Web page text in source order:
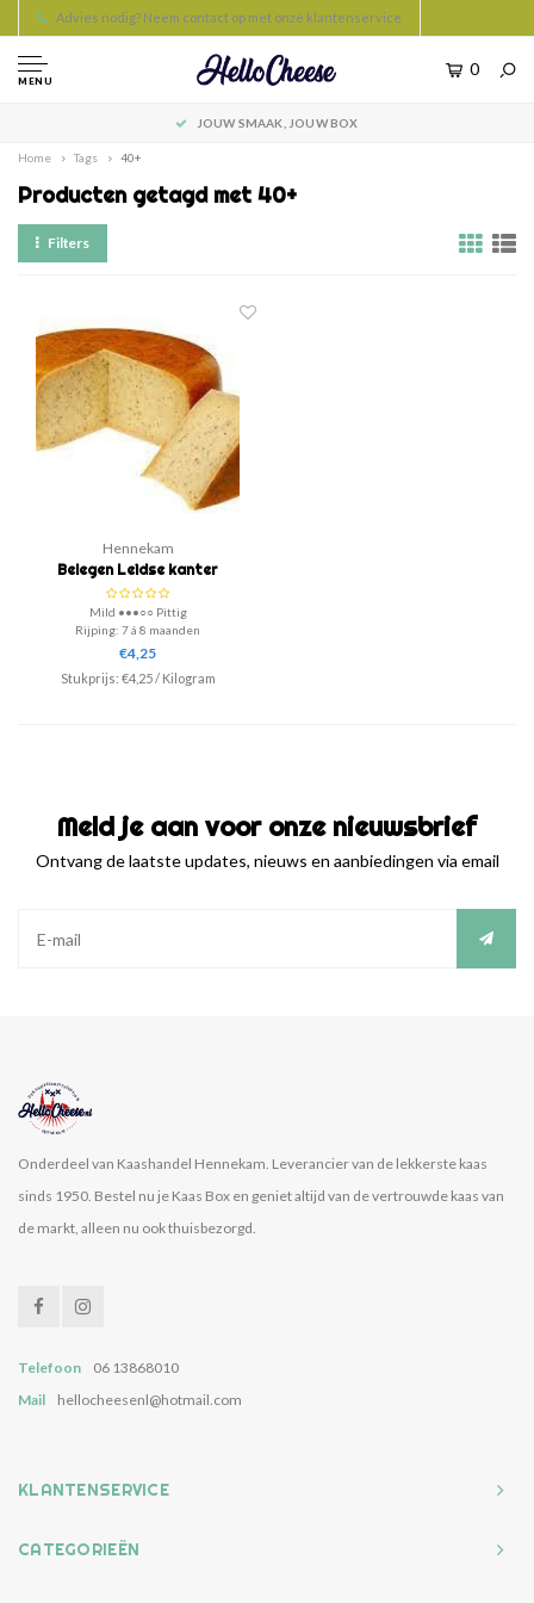
Advies nodig? Neem contact op met onze klantenservice
MENU
0
JOUW SMAAK, JOUW BOX
Home Tags 40+
Producten getagd met 40+
Filters
Hennekam
Belegen Leidse kanter
Mild •••○○ Pittig
Rijping: 7 á 8 maanden
Echte Leidse kaas, bereid volgens het
eeuwen oude recept uit de omgeving van
€4,25
Stukprijs: €4,25/ Kilogram
Meld je aan voor onze nieuwsbrief
Ontvang de laatste updates, nieuws en aanbiedingen via email
Onderdeel van Kaashandel Hennekam. Leverancier van de lekkerste kaas
sinds 1950. Bestel nu je Kaas Box en geniet altijd van de vertrouwde kaas van
de markt, alleen nu ook thuisbezorgd.
Telefoon
06 13868010
Mail
hellocheesenl@hotmail.com
KLANTENSERVICE
CATEGORIEËN